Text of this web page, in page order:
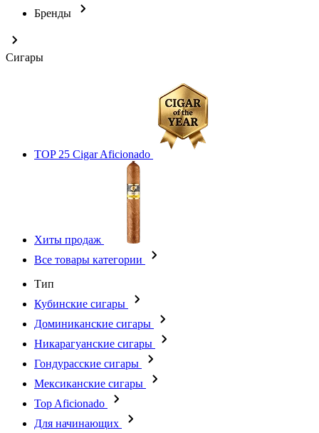
Бренды
Сигары
TOP 25 Cigar Aficionado
Хиты продаж
Все товары категории
Тип
Кубинские сигары
Доминиканские сигары
Никарагуанские сигары
Гондурасские сигары
Мексиканские сигары
Top Aficionado
Для начинающих